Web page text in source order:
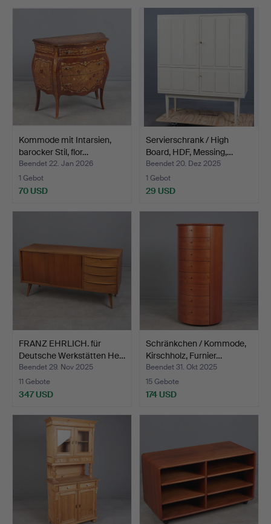
Kommode mit Intarsien,
barocker Stil, flor…
Beendet 22. Jan 2026
1 Gebot
70 USD
Servierschrank / High
Board, HDF, Messing,…
Beendet 20. Dez 2025
1 Gebot
29 USD
FRANZ EHRLICH. für
Deutsche Werkstätten He…
Beendet 29. Nov 2025
11 Gebote
347 USD
Schränkchen / Kommode,
Kirschholz, Furnier…
Beendet 31. Okt 2025
15 Gebote
174 USD